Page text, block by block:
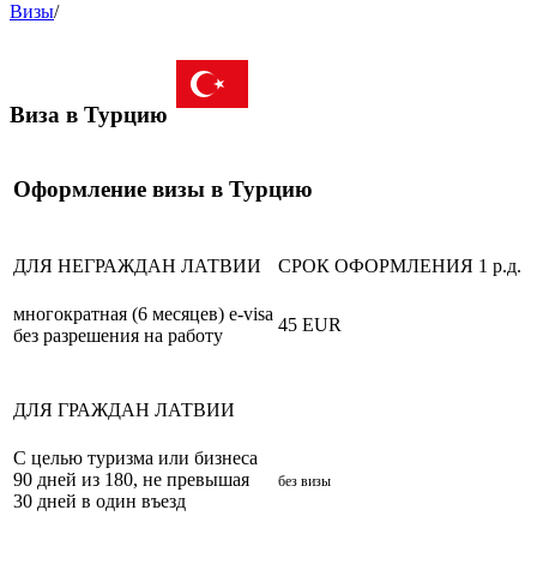
Визы/
Виза в Турцию
Оформление визы в Турцию
ДЛЯ НЕГРАЖДАН ЛАТВИИ СРОК ОФОРМЛЕНИЯ 1 р.д.
многократная (6 месяцев) e-visa
без разрешения на работу
45 EUR
ДЛЯ ГРАЖДАН ЛАТВИИ
С целью туризма или бизнеса
90 дней из 180, не превышая
30 дней в один въезд
без визы